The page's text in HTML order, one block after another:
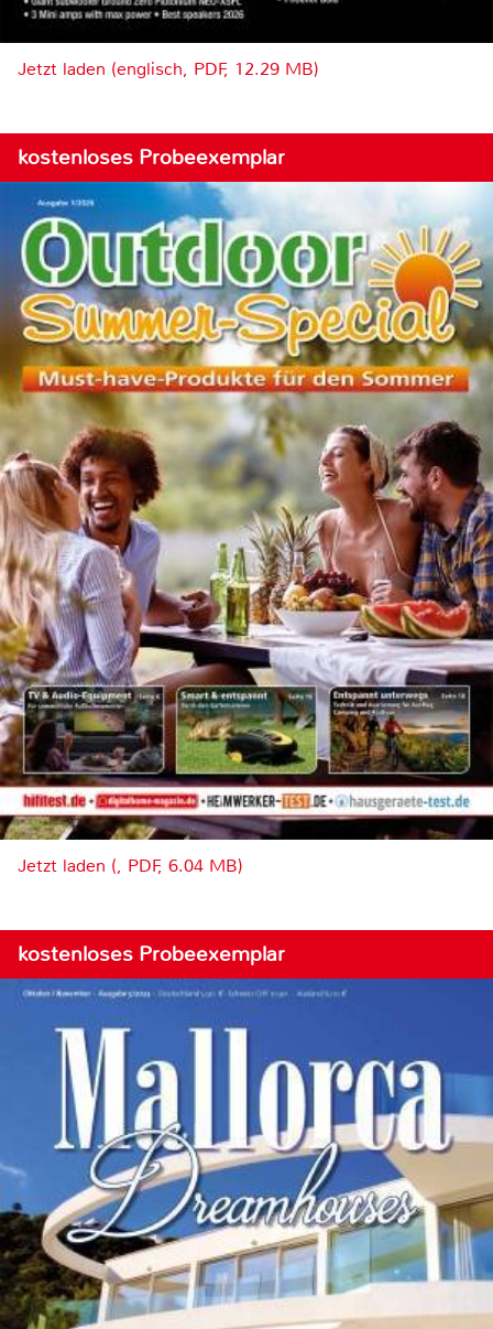
Jetzt laden (englisch, PDF, 12.29 MB)
kostenloses Probeexemplar
Jetzt laden (, PDF, 6.04 MB)
kostenloses Probeexemplar